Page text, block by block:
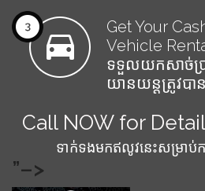
Get Your
Vehicle
ទទួលយកសាច់ប្រ
យានយន្តត្រូវបា
Call NOW for
ទាក់ទងមកឥលូវនេះសម្រាប់
”–>